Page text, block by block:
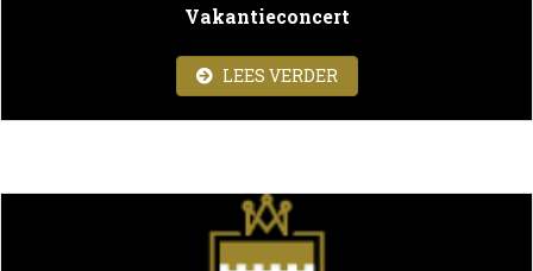
Vakantieconcert
LEES VERDERABOUT